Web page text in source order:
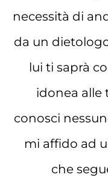
necessità di
da un
lui ti saprà
idonea alle
conosci
mi affido ad
che